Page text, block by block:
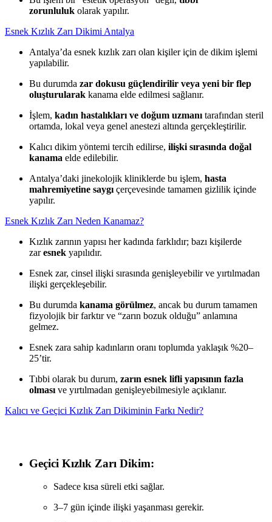
zorunluluk olarak yapılır.
Esnek Kızlık Zarı Dikimi Antalya
Antalya’da esnek kızlık zarı olan kişiler için de dikim işlemi
yapılabilir.
Bu durumda zar dokusu güçlendirilir veya yeni bir flep
oluşturularak kanama elde edilmesi sağlanır.
İşlem, kadın hastalıkları ve doğum uzmanı tarafından steril
ortamda, lokal veya genel anestezi altında gerçekleştirilir.
Kalıcı dikim yöntemi tercih edilirse, ilişki sırasında doğal
kanama elde edilebilir.
Antalya’daki jinekolojik kliniklerde bu işlem, hasta
mahremiyetine saygı çerçevesinde tamamen gizlilik içinde
yapılır.
Esnek Kızlık Zarı Neden Kanamaz?
Kızlık zarının yapısı her kadında farklıdır; bazı kişilerde
zaresnek yapılıdır.
Esnek zar, cinsel ilişki sırasında genişleyebilir ve yırtılmadan
ilişki gerçekleşebilir.
Bu durumda kanama görülmez, ancak bu durum tamamen
fizyolojik bir farktır ve “zarın bozuk olduğu” anlamına
gelmez.
Esnek zara sahip kadınların oranı toplumda yaklaşık %20–
25’tir.
Tıbbi olarak bu durum, zarın esnek lifli yapısının fazla
olması ve yırtılmadan genişleyebilmesiyle açıklanır.
Kalıcı ve Geçici Kızlık Zarı Dikiminin Farkı Nedir?
Geçici Kızlık Zarı Dikim:
Sadece kısa süreli etki sağlar.
3–7 gün içinde ilişki yaşanması gerekir.